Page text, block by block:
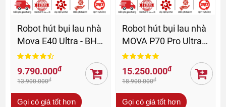
Robot hút bụi lau nhà
Mova E40 Ultra - BH
36 tháng
9.790.000đ
13.900.000đ
Gọi có giá tốt hơn
Robot hút bụi lau nhà
MOVA P70 Pro Ultra -
BH 36 Th
15.250.000đ
18.900.000đ
Gọi có giá tốt hơn